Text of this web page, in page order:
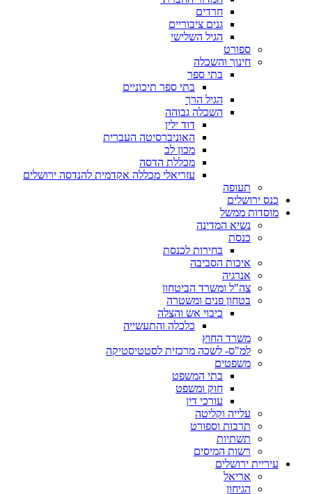
חרדים
גנים ציבוריים
הגיל השלישי
ספורט
חינוך והשכלה
בתי ספר
בתי ספר תיכוניים
הגיל הרך
השכלה גבוהה
דוד ילין
האוניברסיטה העברית
מכון לב
מכללת הדסה
עזריאלי מכללה אקדמית להנדסה ירושלים
תעופה
כנס ירושלים
מוסדות ממשל
נשיא המדינה
כנסת
בחירות לכנסת
איכות הסביבה
אנרגיה
צה"ל ומשרד הביטחון
בטחון פנים ומשטרה
כיבוי אש והצלה
כלכלה והתעשייה
משרד החוץ
למ"ס- לשכה מרכזית לסטטיסטיקה
משפטים
בתי המשפט
חוק ומשפט
עורכי דין
עלייה וקליטה
תרבות וספורט
תשתיות
רשות המיסים
עיריית ירושלים
אריאל
הגיחון